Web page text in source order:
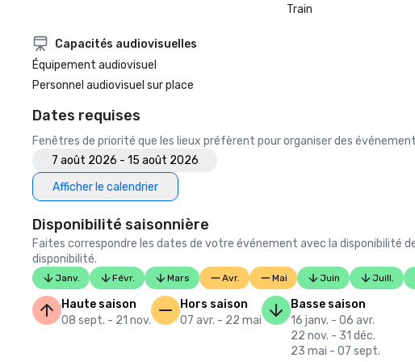
Train
Capacités audiovisuelles
Équipement audiovisuel
Personnel audiovisuel sur place
Dates requises
Fenêtres de priorité que les lieux préfèrent pour organiser des
7 août 2026 - 15 août 2026
Afficher le calendrier
Disponibilité saisonnière
Faites correspondre les dates de votre événement avec la disponibilité
disponibilité.
Janv. Févr. Mars Avr. Mai Juin Juill.
Haute saison
08 sept. - 21 nov.
Hors saison
07 avr. - 22 mai
Basse saison
16 janv. - 06 avr.
22 nov. - 31 déc.
23 mai - 07 sept.